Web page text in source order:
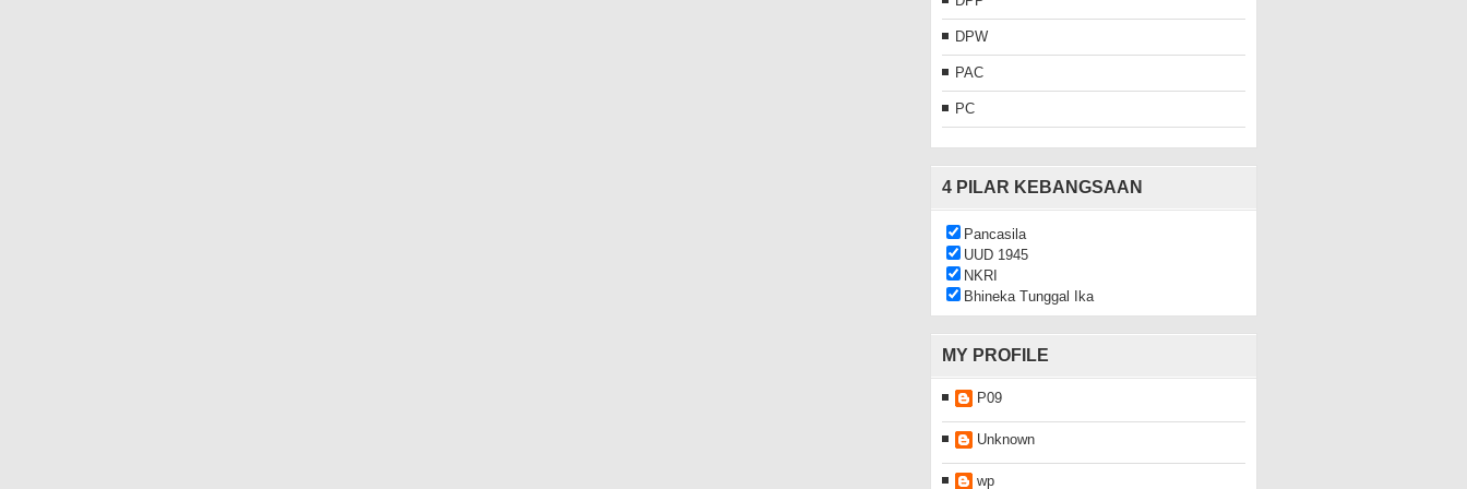
DPW
PAC
PC
4 PILAR KEBANGSAAN
Pancasila
UUD 1945
NKRI
Bhineka Tunggal Ika
MY PROFILE
P09
Unknown
wp